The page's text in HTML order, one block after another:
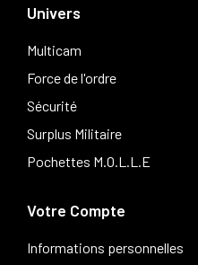
Univers
Multicam
Force de l'ordre
Sécurité
Surplus Militaire
Pochettes M.O.L.L.E
Votre Compte
Informations personnelles